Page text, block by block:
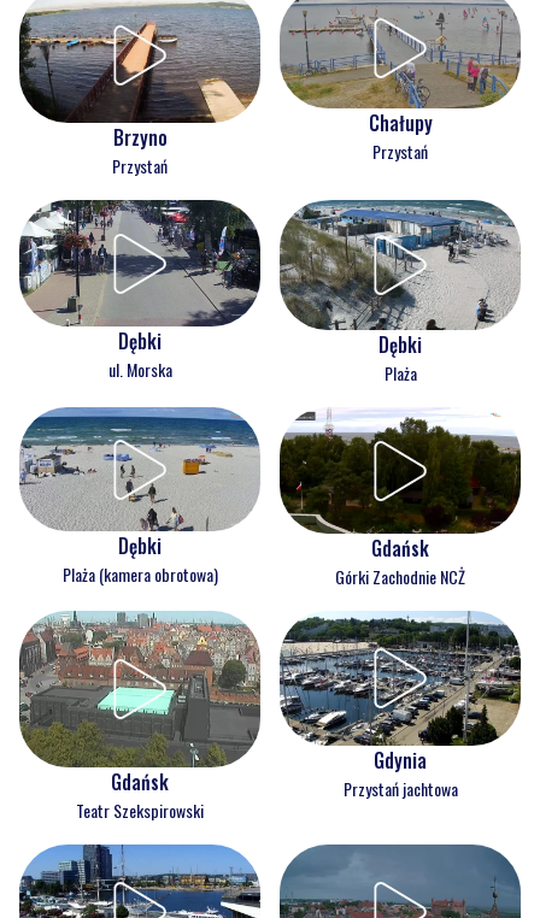
Brzyno
Przystań
Chałupy
Przystań
Dębki
ul. Morska
Dębki
Plaża
Dębki
Plaża (kamera obrotowa)
Gdańsk
Górki Zachodnie NCŻ
Gdańsk
Teatr Szekspirowski
Gdynia
Przystań jachtowa